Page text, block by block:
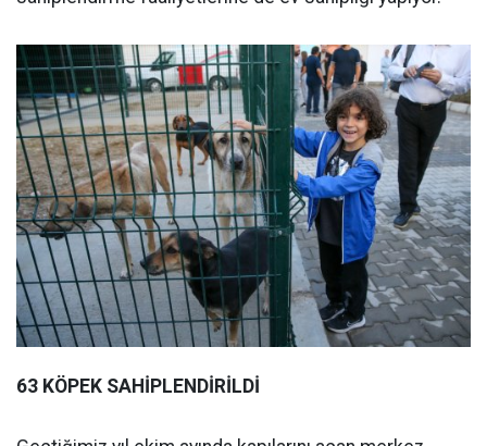
63 KÖPEK SAHİPLENDİRİLDİ